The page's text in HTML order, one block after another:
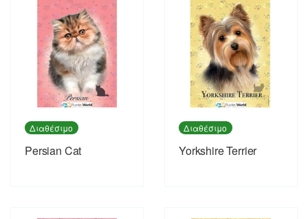
Διαθέσιμο
Persian Cat
Διαθέσιμο
Yorkshire Terrier